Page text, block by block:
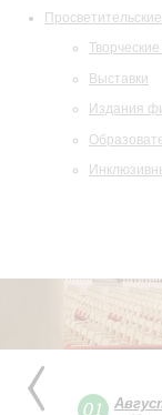
Выставки
Издания
01